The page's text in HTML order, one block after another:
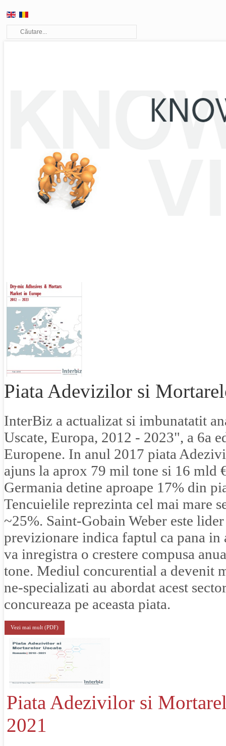
Piata Adevizilor si
InterBiz a actualizat si imbunatatit
Uscate, Europa, 2012 - 2023", a 6a
Europene. In anul 2017 piata
ajuns la aprox 79 mil tone si 16 mld
Germania detine aproape 17% din
Tencuielile reprezinta cel mai mare
~25%. Saint-Gobain Weber este
previzionare indica faptul ca pana
va inregistra o crestere compusa
tone. Mediul concurential a devenit
ne-specializati au abordat acest
concureaza pe aceasta piata.
Vezi mai mult (PDF)
Piata Adezivilor si
2021